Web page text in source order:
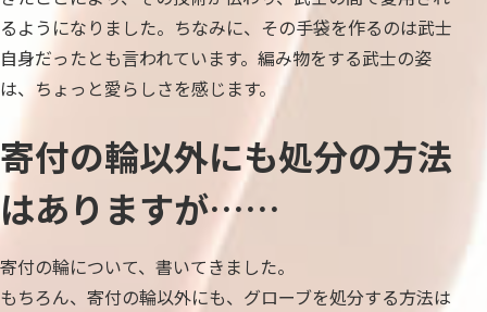
るようになりました。ちなみに、その手袋を作るのは武士
自身だったとも言われています。編み物をする武士の姿
は、ちょっと愛らしさを感じます。
寄付の輪以外にも処分の方法
はありますが……
寄付の輪について、書いてきました。
もちろん、寄付の輪以外にも、グローブを処分する方法は